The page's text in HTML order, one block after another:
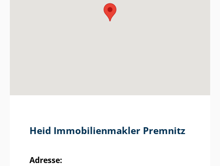
Heid Im­mo­bi­li­en­mak­ler Premnitz
Adresse: